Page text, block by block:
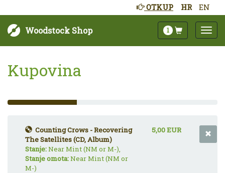
HR EN
OTKUP
Woodstock Shop 1
Kupovina
33%
Complete
Counting Crows - Recovering
The Satellites (CD, Album)
Stanje:Near Mint (NM or M-),
Stanje omota:Near Mint (NM or
M-)
5,00 EUR